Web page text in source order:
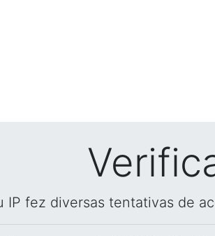
IP fez diversas tentativas de